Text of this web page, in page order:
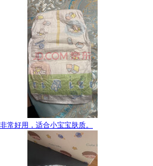
非常好用，适合小宝宝肤质。